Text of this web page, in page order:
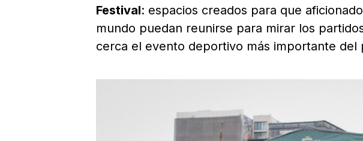
Festival: espacios creados para que
mundo puedan reunirse para mirar los
cerca el evento deportivo más importante del